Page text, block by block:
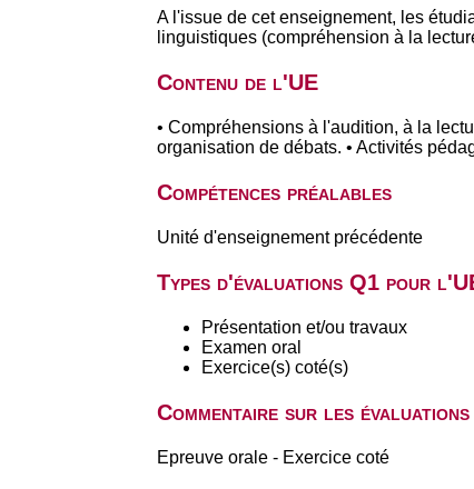
A l'issue de cet enseignement, les
linguistiques (compréhension à la
Contenu de l'UE
• Compréhensions à l'audition, à la
organisation de débats. • Activités
Compétences préalables
Unité d'enseignement précédente
Types d'évaluations Q1 pour
Présentation et/ou travaux
Examen oral
Exercice(s) coté(s)
Commentaire sur les
Epreuve orale - Exercice coté